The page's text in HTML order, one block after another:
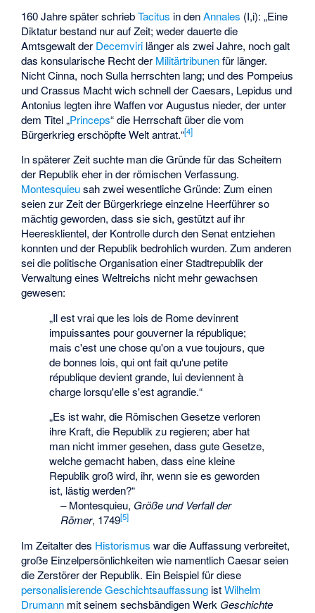
160 Jahre später schriebTacitus in denAnnales (I,i): „Eine
Diktatur bestand nur auf Zeit; weder dauerte die
Amtsgewalt der Decemviri länger als zwei Jahre, noch galt
das konsularische Recht der Militärtribunenfür länger.
Nicht Cinna, noch Sulla herrschten lang; und des Pompeius
und Crassus Macht wich schnell der Caesars, Lepidus und
Antonius legten ihre Waffen vor Augustus nieder, der unter
dem Titel „Princeps“ die Herrschaft über die vom
Bürgerkrieg erschöpfte Welt antrat.“[4]
In späterer Zeit suchte man die Gründe für das Scheitern
der Republik eher in der römischen Verfassung.
Montesquieusah zwei wesentliche Gründe: Zum einen
seien zur Zeit der Bürgerkriege einzelne Heerführer so
mächtig geworden, dass sie sich, gestützt auf ihr
Heeresklientel, der Kontrolle durch den Senat entziehen
konnten und der Republik bedrohlich wurden. Zum anderen
sei die politische Organisation einer Stadtrepublik der
Verwaltung eines Weltreichs nicht mehr gewachsen
gewesen:
„Il est vrai que les lois de Rome devinrent
impuissantes pour gouverner la république;
mais c'est une chose qu'on a vue toujours, que
de bonnes lois, qui ont fait qu'une petite
république devient grande, lui deviennent à
charge lorsqu'elle s'est agrandie.“
„Es ist wahr, die Römischen Gesetze verloren
ihre Kraft, die Republik zu regieren; aber hat
man nicht immer gesehen, dass gute Gesetze,
welche gemacht haben, dass eine kleine
Republik groß wird, ihr, wenn sie es geworden
ist, lästig werden?“
–Montesquieu, Größe und Verfall der
Römer, 1749[5]
Im Zeitalter des Historismus war die Auffassung verbreitet,
große Einzelpersönlichkeiten wie namentlich Caesar seien
die Zerstörer der Republik. Ein Beispiel für diese
personalisierende Geschichtsauffassung istWilhelm
Drumann mit seinem sechsbändigen Werk Geschichte